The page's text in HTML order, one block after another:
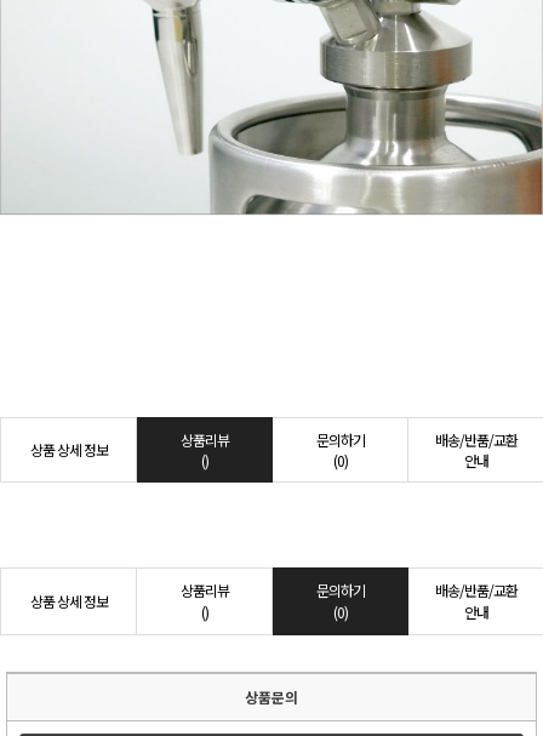
상품 상세 정보
상품리뷰
()
문의하기
(0)
배송/반품/교환
안내
상품 상세 정보
상품리뷰
()
문의하기
(0)
배송/반품/교환
안내
상품문의